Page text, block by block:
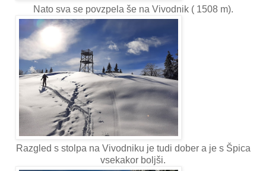
Nato sva se povzpela še na Vivodnik ( 1508 m).
Razgled s stolpa na Vivodniku je tudi dober a je s Špica
vsekakor boljši.